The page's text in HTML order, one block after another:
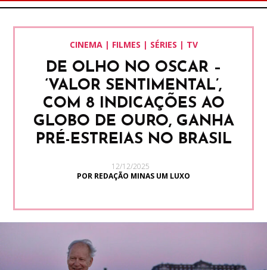
CINEMA | FILMES | SÉRIES | TV
DE OLHO NO OSCAR –
‘VALOR SENTIMENTAL’,
COM 8 INDICAÇÕES AO
GLOBO DE OURO, GANHA
PRÉ-ESTREIAS NO BRASIL
12/12/2025
POR REDAÇÃO MINAS UM LUXO